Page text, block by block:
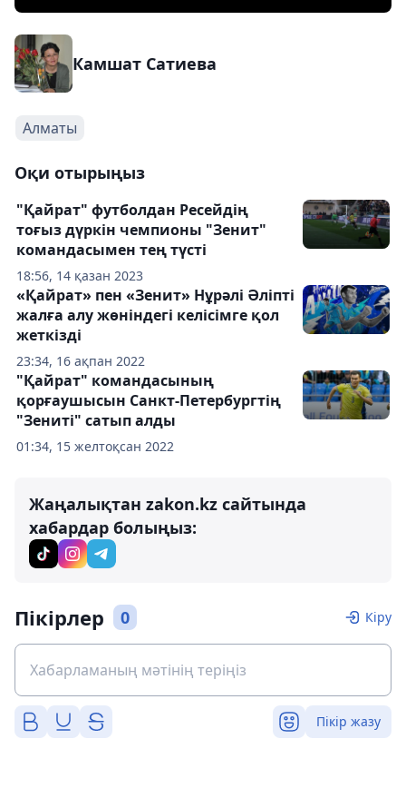
Камшат Сатиева
Алматы
Оқи отырыңыз
18:56, 14 қазан 2023
"Қайрат" футболдан Ресейдің
тоғыз дүркін чемпионы "Зенит"
командасымен тең түсті
23:34, 16 ақпан 2022
«Қайрат» пен «Зенит» Нұрәлі Әліпті
жалға алу жөніндегі келісімге қол
жеткізді
01:34, 15 желтоқсан 2022
"Қайрат" командасының
қорғаушысын Санкт-Петербургтің
"Зениті" сатып алды
Жаңалықтан zakon.kz сайтында
хабардар болыңыз:
Пікірлер 0 Кіру
Пікір жазу